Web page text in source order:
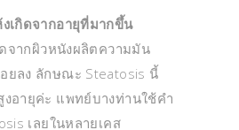
ากอายุที่มากขึ้น
จากผิวหนังผลิตความมัน
ยลง ลักษณะ Steatosis นี้
งอายุค่ะ แพทย์บางท่านใช้คำ
เลยในหลายเคส